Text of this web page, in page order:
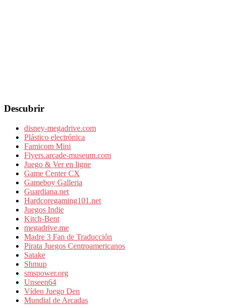
Descubrir
disney-megadrive.com
Plástico electrónica
Famicom Mini
Flyers.arcade-museum.com
Juego & Ver en ligne
Game Center CX
Gameboy Galleria
Guardiana.net
Hardcoregaming101.net
Juegos Indie
Kitch-Bent
megadrive.me
Madre 3 Fan de Traducción
Pirata Juegos Centroamericanos
Satake
Shmup
smspower.org
Unseen64
Vídeo Juego Den
Mundial de Arcadas